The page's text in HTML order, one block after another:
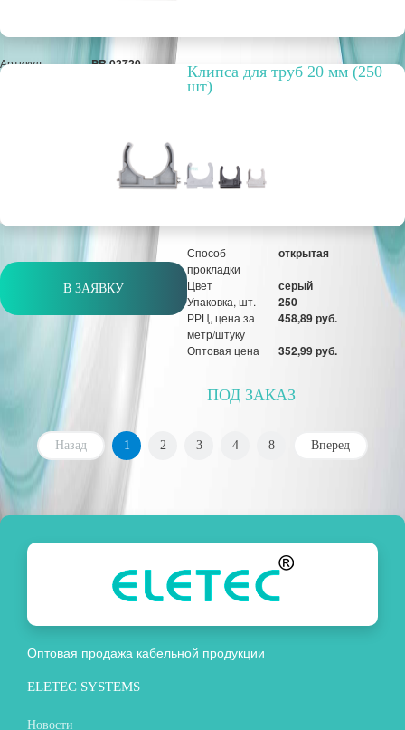
Артикул PR.02720
434,20 руб.
334 руб.
В ЗАЯВКУ
Клипса для труб 20 мм (250
шт)
Способ
прокладки
открытая
Цвет серый
Упаковка, шт. 250
РРЦ, цена за
метр/штуку
458,89 руб.
Оптовая цена 352,99 руб.
ПОД ЗАКАЗ
Назад 1 2 3 4 8 Вперед
Оптовая продажа кабельной продукции
ELETEC SYSTEMS
Новости